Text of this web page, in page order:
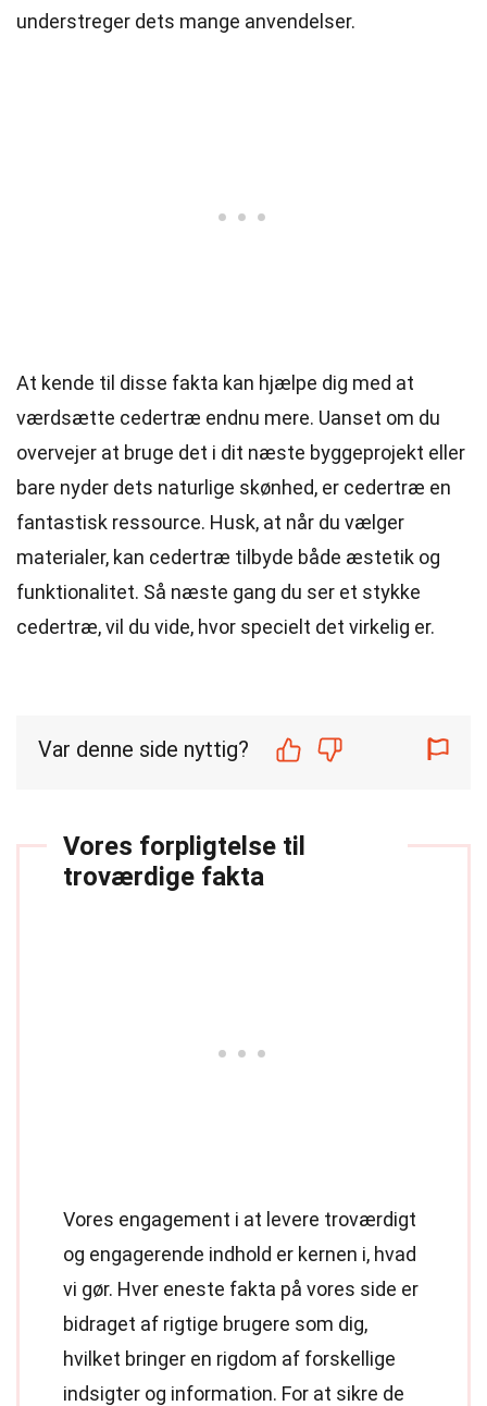
understreger dets mange anvendelser.
At kende til disse fakta kan hjælpe dig med at
værdsætte cedertræ endnu mere. Uanset om du
overvejer at bruge det i dit næste byggeprojekt eller
bare nyder dets naturlige skønhed, er cedertræ en
fantastisk ressource. Husk, at når du vælger
materialer, kan cedertræ tilbyde både æstetik og
funktionalitet. Så næste gang du ser et stykke
cedertræ, vil du vide, hvor specielt det virkelig er.
Var denne side nyttig?
Vores forpligtelse til
troværdige fakta
Vores engagement i at levere troværdigt
og engagerende indhold er kernen i, hvad
vi gør. Hver eneste fakta på vores side er
bidraget af rigtige brugere som dig,
hvilket bringer en rigdom af forskellige
indsigter og information. For at sikre de